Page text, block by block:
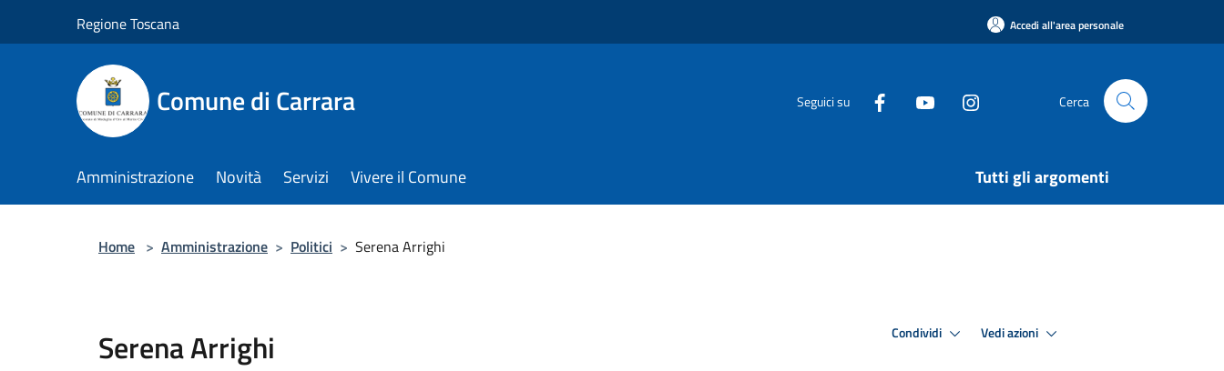
Regione Toscana Accedi all'area personale
Comune di Carrara Seguici su Cerca
Amministrazione Novità Servizi Vivere il Comune Tutti gli argomenti
Home > Amministrazione > Politici > Serena Arrighi
Serena Arrighi Condividi Vedi azioni